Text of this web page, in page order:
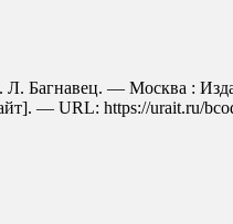
Л. Багнавец. — Москва :
— URL: https://urait.ru/